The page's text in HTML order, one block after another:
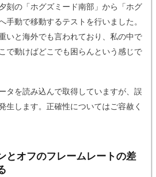
刻の「ホグズミード南部」から「ホグ
手動で移動するテストを行いました。
いと海外でも言われており、私の中で
で動けばどこでも困らんという感じで
タを読み込んで取得していますが、誤
生します。正確性についてはご容赦く
とオフのフレームレートの差